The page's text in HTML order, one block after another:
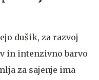
dušik, za razvoj
in intenzivno barvo
za sajenje ima